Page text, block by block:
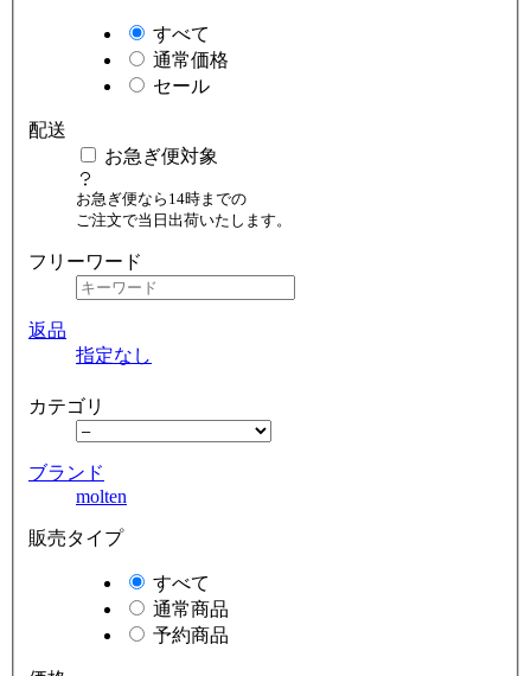
すべて
通常価格
セール
配送
お急ぎ便対象
お急ぎ便なら14時までの
ご注文で当日出荷いたします。
フリーワード
返品
指定なし
カテゴリ
ブランド
molten
販売タイプ
すべて
通常商品
予約商品